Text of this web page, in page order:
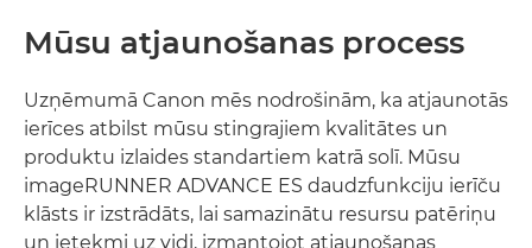
Mūsu atjaunošanas process
Uzņēmumā Canon mēs nodrošinām, ka atjaunotās
ierīces atbilst mūsu stingrajiem kvalitātes un
produktu izlaides standartiem katrā solī. Mūsu
imageRUNNER ADVANCE ES daudzfunkciju ierīču
klāsts ir izstrādāts, lai samazinātu resursu patēriņu
un ietekmi uz vidi, izmantojot atjaunošanas